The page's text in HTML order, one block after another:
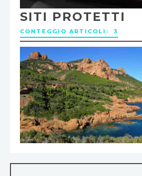
SITI PROTETTI
CONTEGGIO ARTICOLI: 3